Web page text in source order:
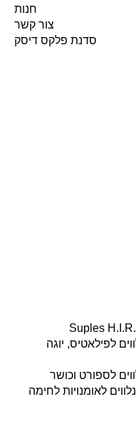
לפילאטיס, יוגה
לספורט וכושר
לאומנויות לחימה
חנות
צור קשר
סדנת פלקס דיסק